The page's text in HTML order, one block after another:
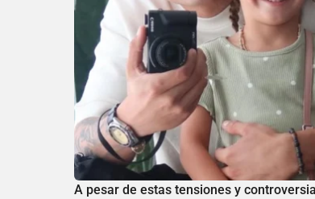
A pesar de estas tensiones y